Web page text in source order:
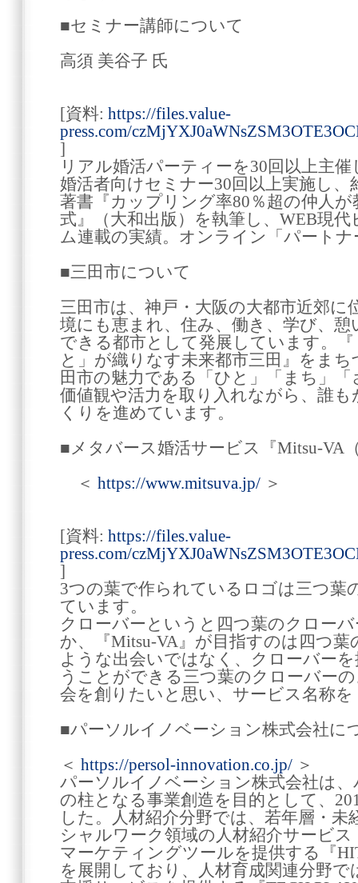
■セミナー講師について
高須 美谷子 氏
[資料: https://files.value-
press.com/
]
リアル婚活パーティーを30回以上主
婚活者向けセミナー30回以上実施し、
著書『カップリング率80％超の仲人
式』（大和出版）を執筆し、WEB現
ム連載の実績。オンライン「パート
■三田市について
三田市は、神戸・大阪の大都市近郊に
境にも恵まれ、住み、働き、学び、
できる都市として発展しています。
と」が織りなす未来都市三田』をま
田市の魅力である「ひと」「まち」
価値観や活力を取り入れながら、誰
くりを進めています。
■メタバース婚活サービス『Mitsu-VA
＜ https://www.mitsuva.jp/ ＞
[資料: https://files.value-
press.com/
]
3つの葉で作られているロゴは三つ葉
ています。
クローバーというと四つ葉のクロー
か、『Mitsu-VA』が目指すのは四つ
ような出会いではなく、クローバー
うことができる三つ葉のクローバー
会を創りたいと思い、サービス名称
■パーソルイノベーション株式会社に
＜ https://persol-innovation.co.jp/ ＞
パーソルイノベーション株式会社は
の柱となる事業創造を目的として、
した。人材紹介分野では、若年層・
シャルワーク領域の人材紹介サービ
マーケティングツールを提供する『
を展開しており、人材育成関連分野